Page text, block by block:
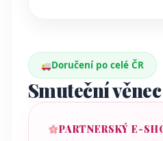
Doručení po celé ČR
Smuteční
PARTNERSKÝ E-